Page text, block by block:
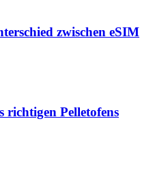
zwischen eSIM
richtigen Pelletofens